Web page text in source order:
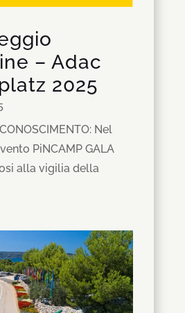
– Adac
2025
Nel
PiNCAMP GALA
alla vigilia della